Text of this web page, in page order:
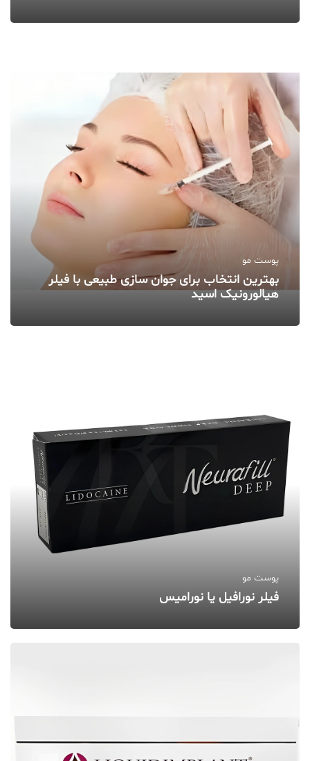
پوست مو
بهترین انتخاب برای جوان‌ سازی طبیعی با فیلر
هیالورونیک اسید
پوست مو
فیلر نورافیل یا نورامیس